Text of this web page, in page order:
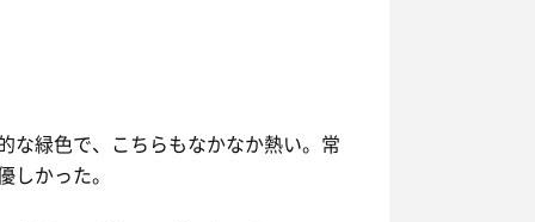
な緑色で、こちらもなかなか熱い。常
かった。